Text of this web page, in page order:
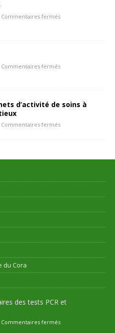
Commentaires fermés
Commentaires fermés
d’activité de soins à
Commentaires fermés
du Cora
des tests PCR et
Commentaires fermés